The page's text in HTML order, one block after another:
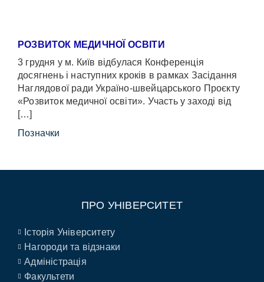
РОЗВИТОК МЕДИЧНОЇ ОСВІТИ
3 грудня у м. Київ відбулася Конференція
досягнень і наступних кроків в рамках Засідання
Наглядової ради Україно-швейцарського Проєкту
«Розвиток медичної освіти». Участь у заході від
[…]
Позначки
ПРО УНІВЕРСИТЕТ
Історія Університету
Нагороди та відзнаки
Адміністрація
Факультети